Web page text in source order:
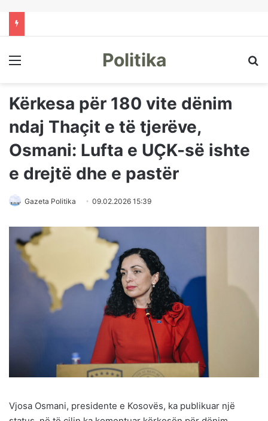
Menu Politika
Kërkesa për 180 vite dënim
ndaj Thaçit e të tjerëve,
Osmani: Lufta e UÇK-së ishte
e drejtë dhe e pastër
Gazeta Politika 09.02.2026 15:39
Vjosa Osmani, presidente e Kosovës, ka publikuar një